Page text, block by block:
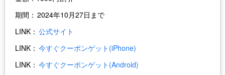
期間： 2024年10月27日まで
LINK： 公式サイト
LINK： 今すぐクーポンゲット(iPhone)
LINK： 今すぐクーポンゲット(Android)